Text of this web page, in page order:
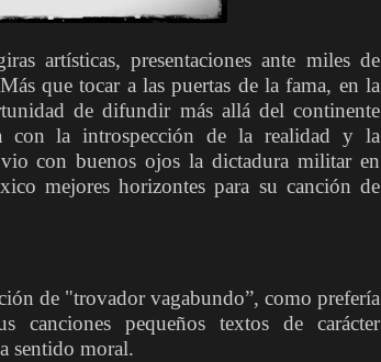
artísticas, presentaciones ante miles de
que tocar a las puertas de la fama, en la
de difundir más allá del continente
con la introspección de la realidad y la
con buenos ojos la dictadura militar en
mejores horizontes para su canción de
de "trovador vagabundo”, como prefería
canciones pequeños textos de carácter
sentido moral.